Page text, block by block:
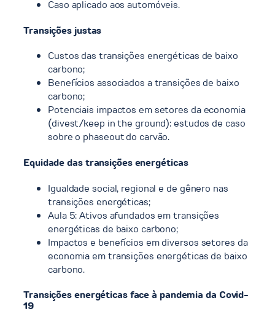
Caso aplicado aos automóveis.
Transições justas
Custos das transições energéticas de baixo
carbono;
Benefícios associados a transições de baixo
carbono;
Potenciais impactos em setores da economia
(divest/keep in the ground): estudos de caso
sobre o phaseout do carvão.
Equidade das transições energéticas
Igualdade social, regional e de gênero nas
transições energéticas;
Aula 5: Ativos afundados em transições
energéticas de baixo carbono;
Impactos e benefícios em diversos setores da
economia em transições energéticas de baixo
carbono.
Transições energéticas face à pandemia da Covid-
19